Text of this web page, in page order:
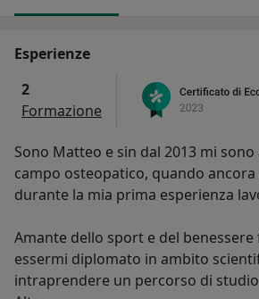
Esperienze
2
Formazione
Sono Matteo e sin dal 2013 mi
campo osteopatico, quando ancora
durante la mia prima esperienza
Amante dello sport e del benessere
essermi diplomato in ambito
intraprendere un percorso di